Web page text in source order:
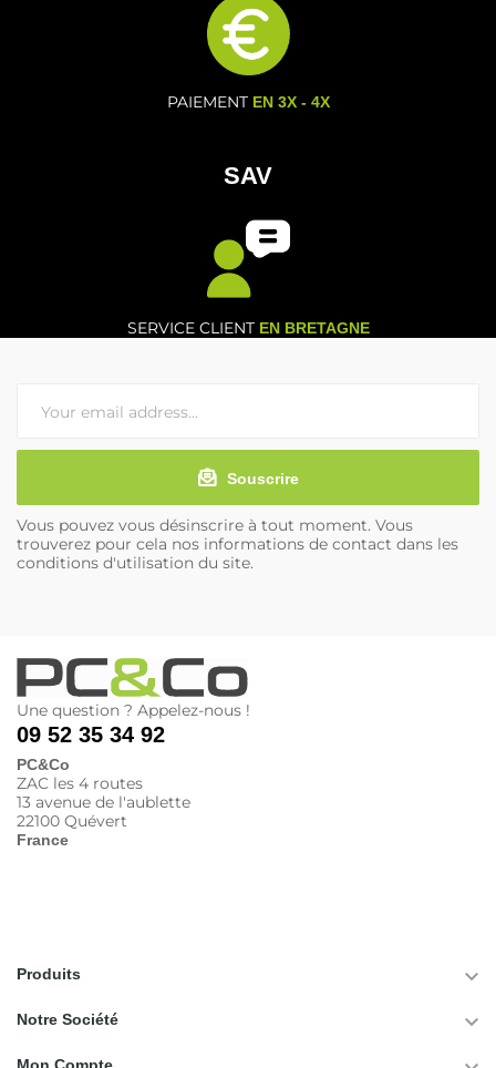
PAIEMENT EN 3X - 4X
SAV
SERVICE CLIENT EN BRETAGNE
Souscrire
Vous pouvez vous désinscrire à tout moment. Vous
trouverez pour cela nos informations de contact dans les
conditions d'utilisation du site.
Une question ? Appelez-nous !
09 52 35 34 92
PC&Co
ZAC les 4 routes
13 avenue de l'aublette
22100 Quévert
France
Produits 
Notre Société 